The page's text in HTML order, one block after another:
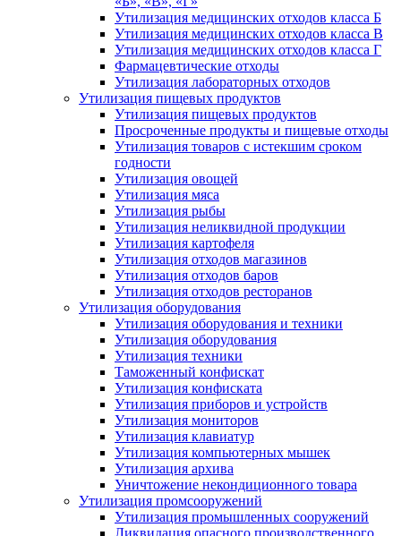
Утилизация медицинских отходов класса Б
Утилизация медицинских отходов класса В
Утилизация медицинских отходов класса Г
Фармацевтические отходы
Утилизация лабораторных отходов
Утилизация пищевых продуктов
Утилизация пищевых продуктов
Просроченные продукты и пищевые отходы
Утилизация товаров с истекшим сроком
годности
Утилизация овощей
Утилизация мяса
Утилизация рыбы
Утилизация неликвидной продукции
Утилизация картофеля
Утилизация отходов магазинов
Утилизация отходов баров
Утилизация отходов ресторанов
Утилизация оборудования
Утилизация оборудования и техники
Утилизация оборудования
Утилизация техники
Таможенный конфискат
Утилизация конфиската
Утилизация приборов и устройств
Утилизация мониторов
Утилизация клавиатур
Утилизация компьютерных мышек
Утилизация архива
Уничтожение некондиционного товара
Утилизация промсооружений
Утилизация промышленных сооружений
Ликвидация опасного производственного